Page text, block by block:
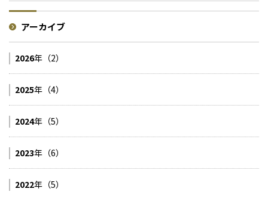
アーカイブ
2026年（2）
2025年（4）
2024年（5）
2023年（6）
2022年（5）